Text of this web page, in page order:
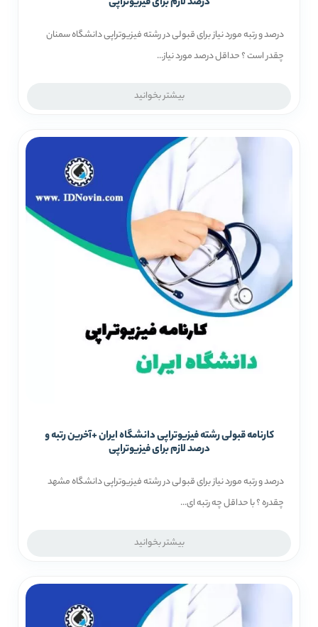
درصد و رتبه مورد نیاز برای قبولی در رشته فیزیوتراپی دانشگاه سمنان
چقدر است ؟ حداقل درصد مورد نیاز...
بیشتر بخوانید
کارنامه قبولی رشته فیزیوتراپی دانشگاه ایران +آخرین رتبه و
درصد لازم برای فیزیوتراپی
درصد و رتبه مورد نیاز برای قبولی در رشته فیزیوتراپی دانشگاه مشهد
چقدره ؟ با حداقل چه رتبه ای...
بیشتر بخوانید